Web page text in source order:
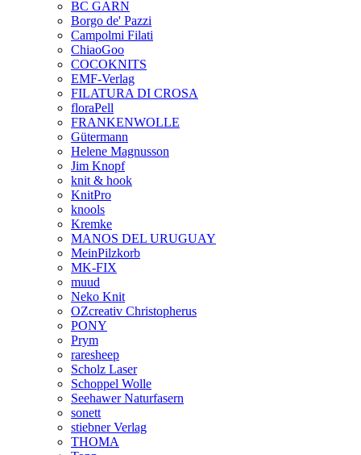
BC GARN
Borgo de' Pazzi
Campolmi Filati
ChiaoGoo
COCOKNITS
EMF-Verlag
FILATURA DI CROSA
floraPell
FRANKENWOLLE
Gütermann
Helene Magnusson
Jim Knopf
knit & hook
KnitPro
knools
Kremke
MANOS DEL URUGUAY
MeinPilzkorb
MK-FIX
muud
Neko Knit
OZcreativ Christopherus
PONY
Prym
raresheep
Scholz Laser
Schoppel Wolle
Seehawer Naturfasern
sonett
stiebner Verlag
THOMA